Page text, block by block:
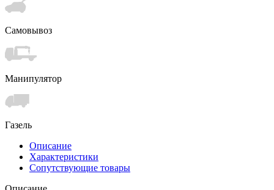
Самовывоз
Манипулятор
Газель
Описание
Характеристики
Сопутствующие товары